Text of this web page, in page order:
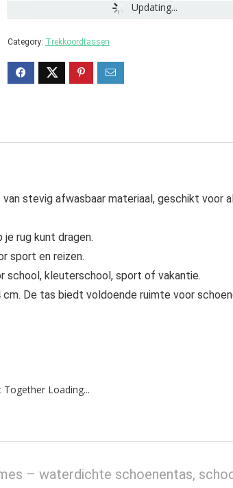
Updating...
Category: Trekkoordtassen
stevig afwasbaar materiaal, geschikt voor
rug kunt dragen.
sport en reizen.
school, kleuterschool, sport of vakantie.
De tas biedt voldoende ruimte voor
Loading...
– waterdichte schoenentas,